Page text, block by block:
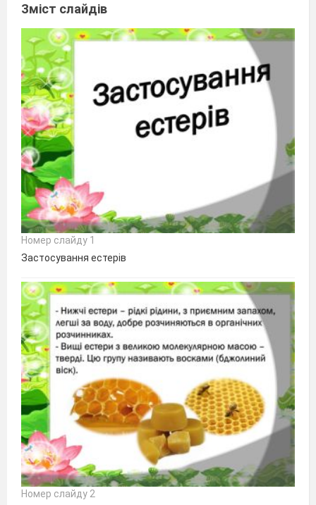
Зміст слайдів
Номер слайду 1
Застосування естерів
Номер слайду 2